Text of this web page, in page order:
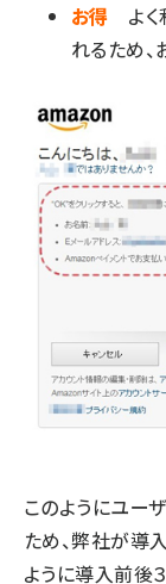
お得 よく
れるため、
このようにユー
ため、弊社が導
ように導入前後